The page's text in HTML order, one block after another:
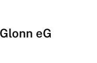
eG